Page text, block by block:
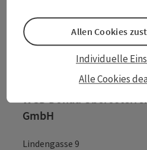
Kontakt
Tourismusverband
Oberösterreich
WGD Donau
GmbH
Lindengasse 9
Alle Cookies
Individuelle
Allen Cookies